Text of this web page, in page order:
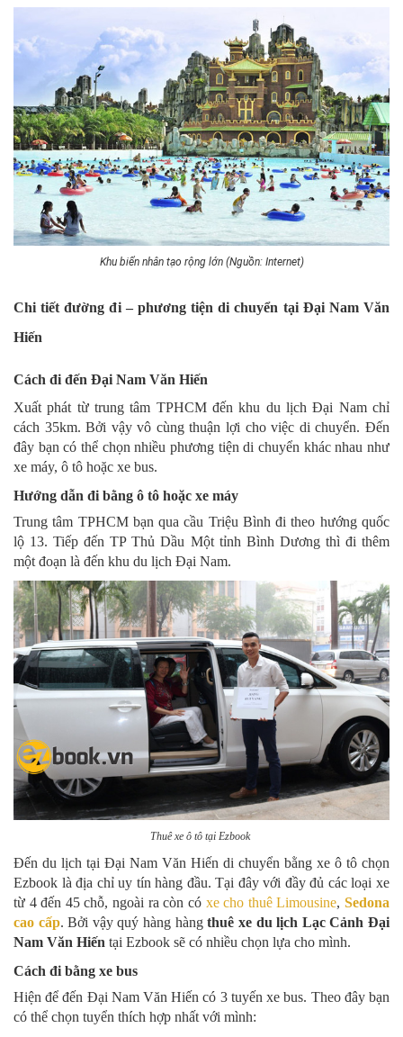
Khu biển nhân tạo rộng lớn (Nguồn: Internet)
Chi tiết đường đi – phương tiện di chuyển tại Đại Nam Văn
Hiến
Cách đi đến Đại Nam Văn Hiến
Xuất phát từ trung tâm TPHCM đến khu du lịch Đại Nam chỉ
cách 35km. Bởi vậy vô cùng thuận lợi cho việc di chuyển. Đến
đây bạn có thể chọn nhiều phương tiện di chuyển khác nhau như
xe máy, ô tô hoặc xe bus.
Hướng dẫn đi bằng ô tô hoặc xe máy
Trung tâm TPHCM bạn qua cầu Triệu Bình đi theo hướng quốc
lộ 13. Tiếp đến TP Thủ Dầu Một tỉnh Bình Dương thì đi thêm
một đoạn là đến khu du lịch Đại Nam.
Thuê xe ô tô tại Ezbook
Đến du lịch tại Đại Nam Văn Hiến di chuyển bằng xe ô tô chọn
Ezbook là địa chỉ uy tín hàng đầu. Tại đây với đầy đủ các loại xe
từ 4 đến 45 chỗ, ngoài ra còn có xe cho thuê Limousine,Sedona
cao cấp. Bởi vậy quý hàng hàngthuê xe du lịch Lạc Cảnh Đại
Nam Văn Hiến tại Ezbook sẽ có nhiều chọn lựa cho mình.
Cách đi bằng xe bus
Hiện để đến Đại Nam Văn Hiến có 3 tuyến xe bus. Theo đây bạn
có thể chọn tuyển thích hợp nhất với mình: